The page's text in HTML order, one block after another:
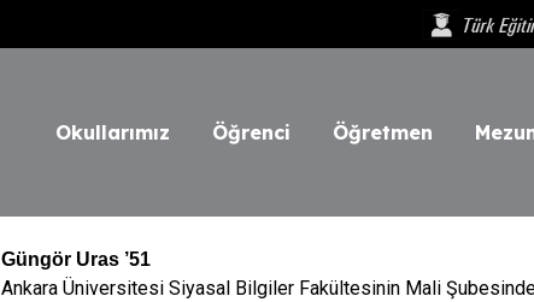
Okullarımız Öğrenci Öğretmen
Güngör Uras ’51
Ankara Üniversitesi Siyasal Bilgiler Fakültesinin Mali